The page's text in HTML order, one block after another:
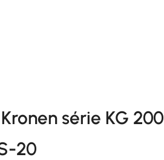
série KG 200
20